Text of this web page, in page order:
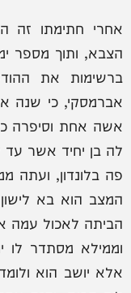
אחרי חתימתו זה
הצבא, ותוך מספר
ברשימות את
אברמסקי, כי שנה
אשה אחת וסיפרה
לה בן יחיד אשר
פה בלונדון, ועתה
המצב הוא בא
הביתה לאכול עמה
וממילא מסתדר לו
אלא יושב הוא